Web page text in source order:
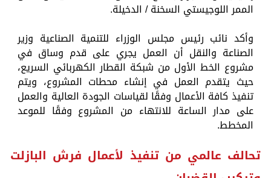
الممر اللوجيستي السخنة / الدخيلة.
وأكد نائب رئيس مجلس الوزراء للتنمية الصناعية وزير
الصناعة والنقل أن العمل يجري على قدم وساق في
مشروع الخط الأول من شبكة القطار الكهربائي السريع،
حيث يتقدم العمل في إنشاء محطات المشروع، ويتم
تنفيذ كافة الأعمال وفقًا لقياسات الجودة العالية والعمل
على مدار الساعة للانتهاء من المشروع وفقًا للموعد
المخطط.
تحالف عالمي من تنفيذ لأعمال فرش البازلت